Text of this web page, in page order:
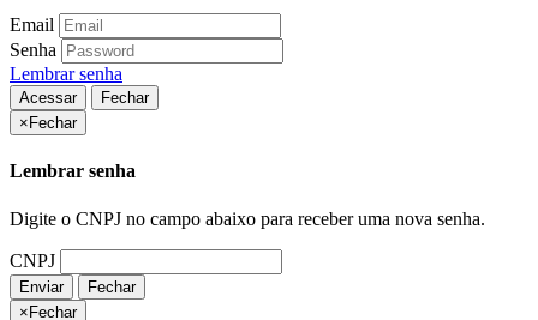
Email
Senha
Lembrar senha
Acessar
Fechar
× Fechar
Lembrar senha
Digite o CNPJ no campo abaixo para receber uma nova senha.
CNPJ
Enviar
Fechar
×Fechar